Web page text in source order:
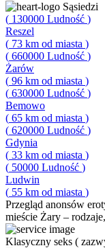
Sąsiedzi
( 130000 Ludność )
Reszel
( 73 km od miasta )
( 660000 Ludność )
Żarów
( 96 km od miasta )
( 630000 Ludność )
Bemowo
( 65 km od miasta )
( 620000 Ludność )
Gdynia
( 33 km od miasta )
( 50000 Ludność )
Ludwin
( 55 km od miasta )
Przegląd anonsów
mieście Żary –
Klasyczny seks (